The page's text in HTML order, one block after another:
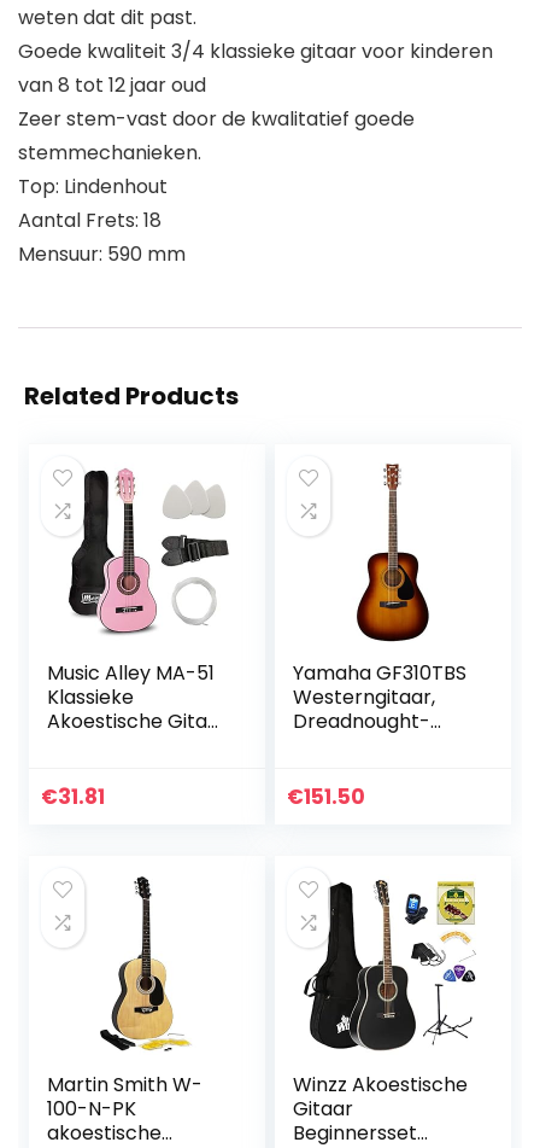
weten dat dit past.
Goede kwaliteit 3/4 klassieke gitaar voor kinderen
van 8 tot 12 jaar oud
Zeer stem-vast door de kwalitatief goede
stemmechanieken.
Top: Lindenhout
Aantal Frets: 18
Mensuur: 590 mm
Related Products
Music Alley MA-51
Klassieke
Akoestische Gitaar
Half maat
€31.81
Yamaha GF310TBS
Westerngitaar,
Dreadnought-
van Hout, Tobacco
€151.50
Martin Smith W-
100-N-PK
akoestische
Winzz Akoestische
Gitaar
Beginnersset